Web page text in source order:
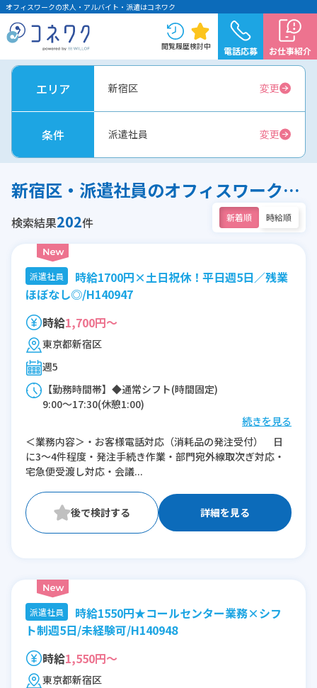
オフィスワークの求人・アルバイト・派遣はコネワク
閲覧履歴検討中 電話応募 お仕事紹介
エリア 新宿区 変更
条件 派遣社員 変更
新宿区・派遣社員のオフィスワーク求人
検索結果202件 新着順 時給順
派遣社員
時給1700円×土日祝休！平日週5日／残業
ほぼなし◎/H140947
時給1,700円～
東京都新宿区
週5
【勤務時間帯】◆通常シフト(時間固定)
9:00〜17:30(休憩1:00)
※残業：0時間程度/月
続きを見る
＜業務内容＞・お客様電話対応（消耗品の発注受付） 日
に3～4件程度・発注手続き作業・部門宛外線取次ぎ対応・
宅急便受渡し対応・会議...
詳細を見る
派遣社員
時給1550円★コールセンター業務×シフ
ト制週5日/未経験可/H140948
時給1,550円～
東京都新宿区